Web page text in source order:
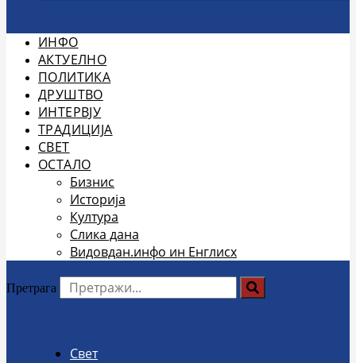
ИНФО
АКТУЕЛНО
ПОЛИТИКА
ДРУШТВО
ИНТЕРВЈУ
ТРАДИЦИЈА
СВЕТ
ОСТАЛО
Бизнис
Историја
Култура
Слика дана
Видовдан.инфо ин Енглисх
Претрага
Свет